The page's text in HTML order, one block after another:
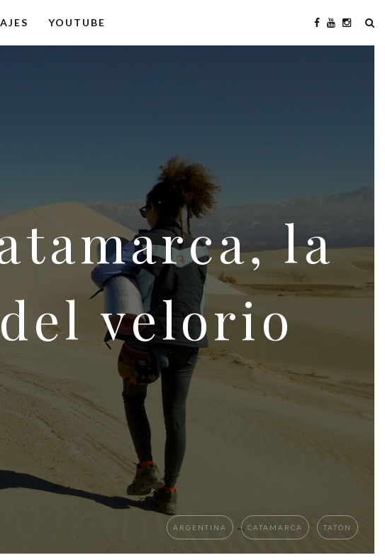
YOUTUBE
la
velorio
ARGENTINA CATAMARCA TATÓN